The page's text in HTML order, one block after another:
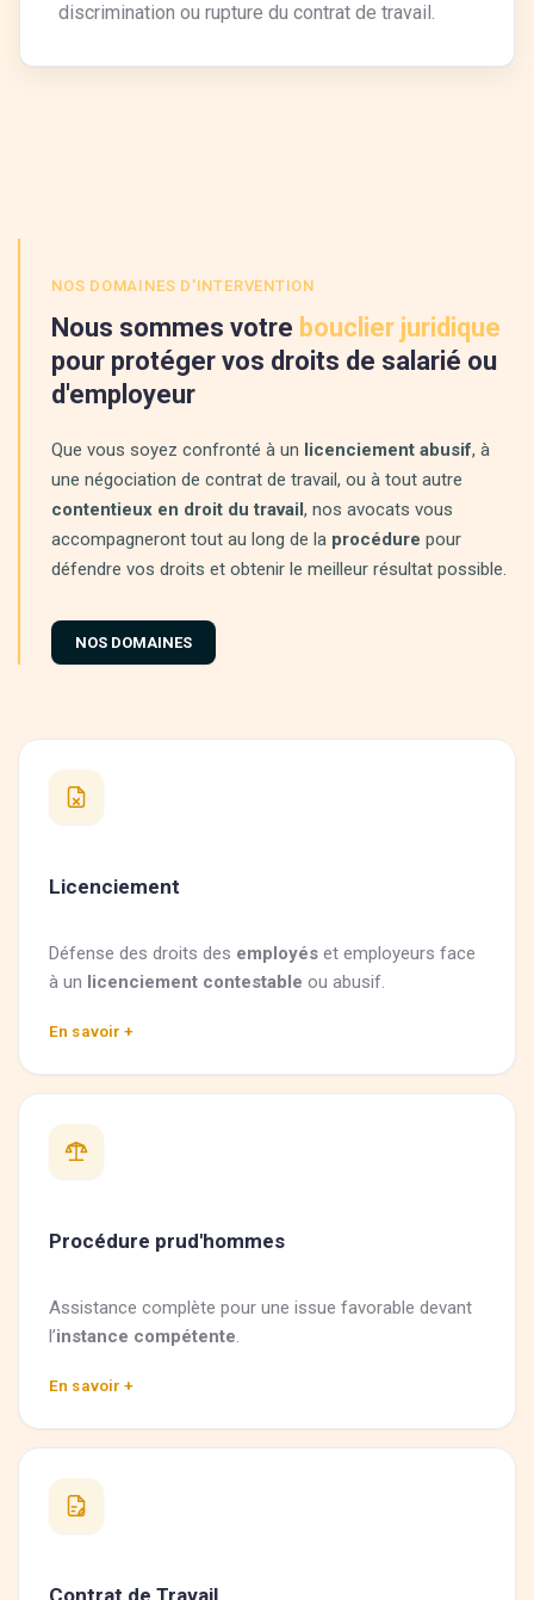
discrimination ou rupture du contrat de travail.
NOS DOMAINES D'INTERVENTION
Nous sommes votre bouclier juridique
pour protéger vos droits de salarié ou
d'employeur
Que vous soyez confronté à un licenciement abusif, à
une négociation de contrat de travail, ou à tout autre
contentieux en droit du travail, nos avocats vous
accompagneront tout au long de la procédure pour
défendre vos droits et obtenir le meilleur résultat possible.
NOS DOMAINES
Licenciement
Défense des droits des employés et employeurs face
à un licenciement contestable ou abusif.
En savoir +
Procédure prud'hommes
Assistance complète pour une issue favorable devant
l’instance compétente.
En savoir +
Contrat de Travail